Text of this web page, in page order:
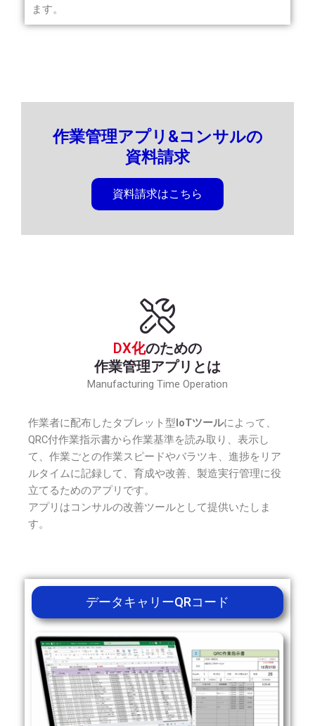
ます。
作業管理アプリ&コンサルの
資料請求
資料請求はこちら
DX化のための
作業管理アプリとは
Manufacturing Time Operation
作業者に配布したタブレット型IoTツールによって、
QRC付作業指示書から作業基準を読み取り、表示し
て、作業ごとの作業スピードやバラツキ、進捗をリア
ルタイムに記録して、育成や改善、製造実行管理に役
立てるためのアプリです。
アプリはコンサルの改善ツールとして提供いたしま
す。
データキャリーQRコード